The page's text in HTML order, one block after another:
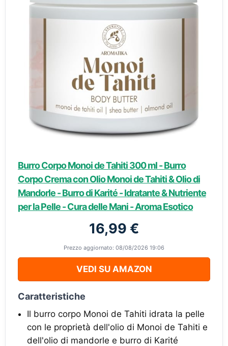
Burro Corpo Monoi de Tahiti 300 ml - Burro
Corpo Crema con Olio Monoi de Tahiti & Olio di
Mandorle - Burro di Karité - Idratante & Nutriente
per la Pelle - Cura delle Mani - Aroma Esotico
16,99 €
Prezzo aggiornato: 08/08/2026 19:06
VEDI SU AMAZON
Caratteristiche
Il burro corpo Monoi de Tahiti idrata la pelle
con le proprietà dell'olio di Monoi de Tahiti e
dell'olio di mandorle e burro di Karité